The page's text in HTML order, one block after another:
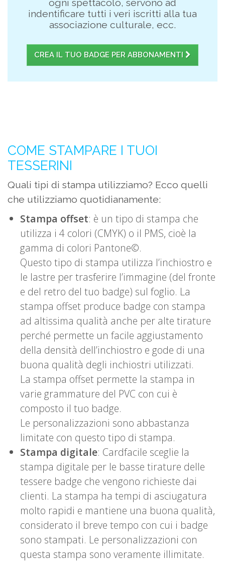
ogni spettacolo, servono ad
indentificare tutti i veri iscritti alla tua
associazione culturale, ecc.
CREA IL TUO BADGE PER ABBONAMENTI
COME STAMPARE I TUOI
TESSERINI
Quali tipi di stampa utilizziamo? Ecco quelli
che utilizziamo quotidianamente:
Stampa offset: è un tipo di stampa che
utilizza i 4 colori (CMYK) o il PMS, cioè la
gamma di colori Pantone©.
Questo tipo di stampa utilizza l’inchiostro e
le lastre per trasferire l’immagine (del fronte
e del retro del tuo badge) sul foglio. La
stampa offset produce badge con stampa
ad altissima qualità anche per alte tirature
perché permette un facile aggiustamento
della densità dell’inchiostro e gode di una
buona qualità degli inchiostri utilizzati.
La stampa offset permette la stampa in
varie grammature del PVC con cui è
composto il tuo badge.
Le personalizzazioni sono abbastanza
limitate con questo tipo di stampa.
Stampa digitale: Cardfacile sceglie la
stampa digitale per le basse tirature delle
tessere badge che vengono richieste dai
clienti. La stampa ha tempi di asciugatura
molto rapidi e mantiene una buona qualità,
considerato il breve tempo con cui i badge
sono stampati. Le personalizzazioni con
questa stampa sono veramente illimitate.